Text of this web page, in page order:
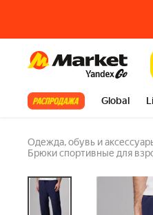
Market
Все хиты Global
Одежда, обувь и
Брюки спортивные для
Брюки
5.0(3) · 12